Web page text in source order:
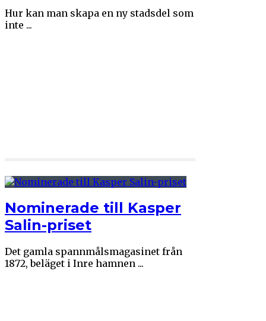
Hur kan man skapa en ny stadsdel som
inte ...
Nominerade till Kasper
Salin-priset
Det gamla spannmålsmagasinet från
1872, beläget i Inre hamnen ...